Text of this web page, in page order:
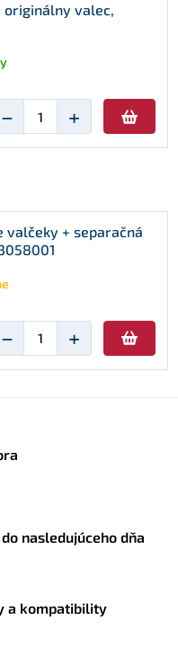
originálny valec,
− +
valčeky + separačná
− +
nasledujúceho dňa
a kompatibility